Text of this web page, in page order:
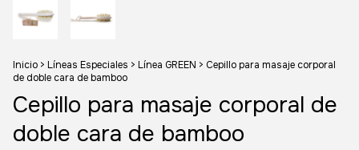
Inicio > Líneas Especiales > Línea GREEN > Cepillo para masaje corporal
de doble cara de bamboo
Cepillo para masaje corporal de
doble cara de bamboo